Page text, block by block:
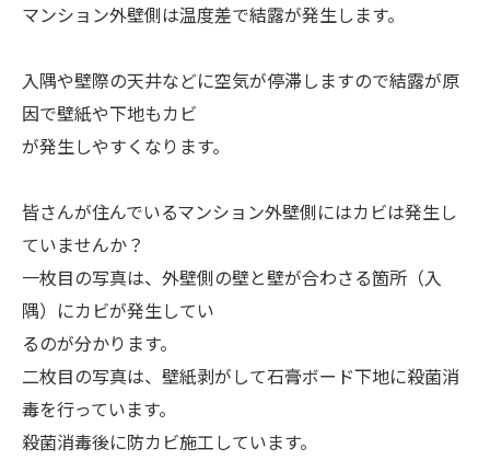
マンション外壁側は温度差で結露が発生します。
入隅や壁際の天井などに空気が停滞しますので結露が原
因で壁紙や下地もカビ
が発生しやすくなります。
皆さんが住んでいるマンション外壁側にはカビは発生し
ていませんか？
一枚目の写真は、外壁側の壁と壁が合わさる箇所（入
隅）にカビが発生してい
るのが分かります。
二枚目の写真は、壁紙剥がして石膏ボード下地に殺菌消
毒を行っています。
殺菌消毒後に防カビ施工しています。